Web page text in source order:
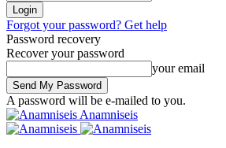
Forgot your password? Get help
Password recovery
Recover your password
your email
A password will be e-mailed to you.
Anamniseis